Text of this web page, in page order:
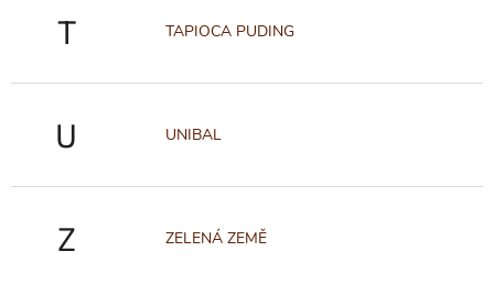
T TAPIOCA PUDING
U UNIBAL
Z ZELENÁ ZEMĚ